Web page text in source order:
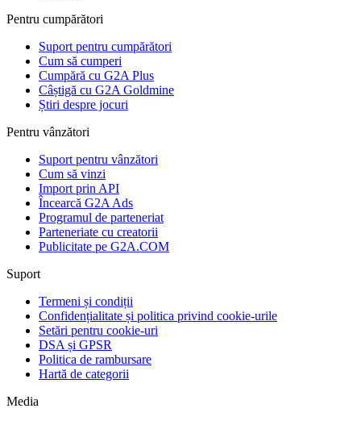
Pentru cumpărători
Suport pentru cumpărători
Cum să cumperi
Cumpără cu G2A Plus
Câștigă cu G2A Goldmine
Știri despre jocuri
Pentru vânzători
Suport pentru vânzători
Cum să vinzi
Import prin API
Încearcă G2A Ads
Programul de parteneriat
Parteneriate cu creatorii
Publicitate pe G2A.COM
Suport
Termeni și condiții
Confidențialitate și politica privind cookie-urile
Setări pentru cookie-uri
DSA și GPSR
Politica de rambursare
Hartă de categorii
Media